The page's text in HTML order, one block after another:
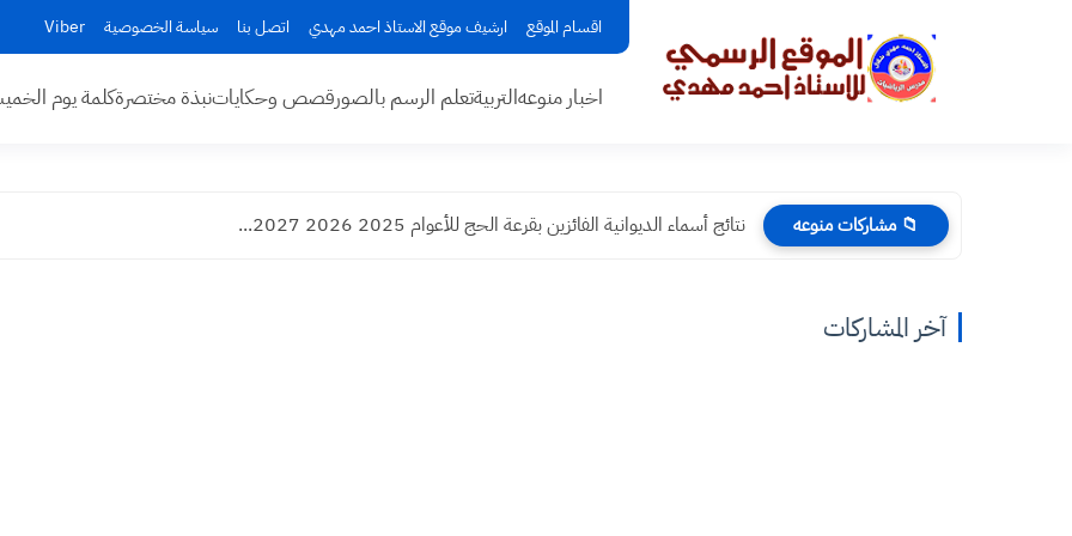
اقسام الموقع ارشيف موقع الاستاذ احمد مهدي اتصل بنا سياسة الخصوصية Viber
اخبار منوعهالتربيةتعلم الرسم بالصورقصص وحكاياتنبذة مختصرةكلمة يوم
📁 مشاركات منوعه نتائج أسماء الديوانية الفائزين بقرعة الحج للأعوام 2025 2026 2027...
آخر المشاركات